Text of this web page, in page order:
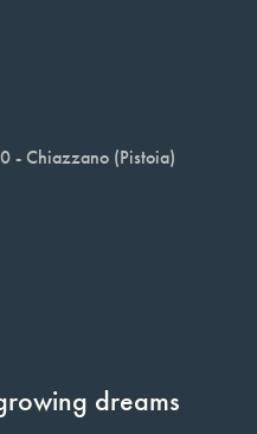
- Chiazzano (Pistoia)
dreams